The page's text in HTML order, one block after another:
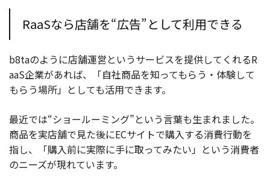
RaaSなら店舗を“広告”として利用できる
b8taのように店舗運営というサービスを提供してくれるR
aaS企業があれば、「自社商品を知ってもらう・体験して
もらう場所」としても活用できます。
最近では“ショールーミング”という言葉も生まれました。
商品を実店舗で見た後にECサイトで購入する消費行動を
指し、「購入前に実際に手に取ってみたい」という消費者
のニーズが現れています。